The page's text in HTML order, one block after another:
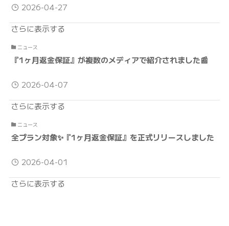
2026-04-27
さらに表示する
ニュース
『1ヶ月返金保証』が複数のメディアで紹介されました📰
2026-04-07
さらに表示する
ニュース
全プラン対象✨『1ヶ月返金保証』を正式リリースしました
2026-04-01
さらに表示する